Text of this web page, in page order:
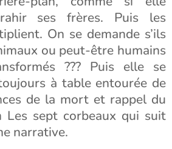
ses frères. Puis les
On se demande s’ils
ou peut-être humains
??? Puis elle se
à table entourée de
de la mort et rappel du
Les sept corbeaux qui suit
narrative.